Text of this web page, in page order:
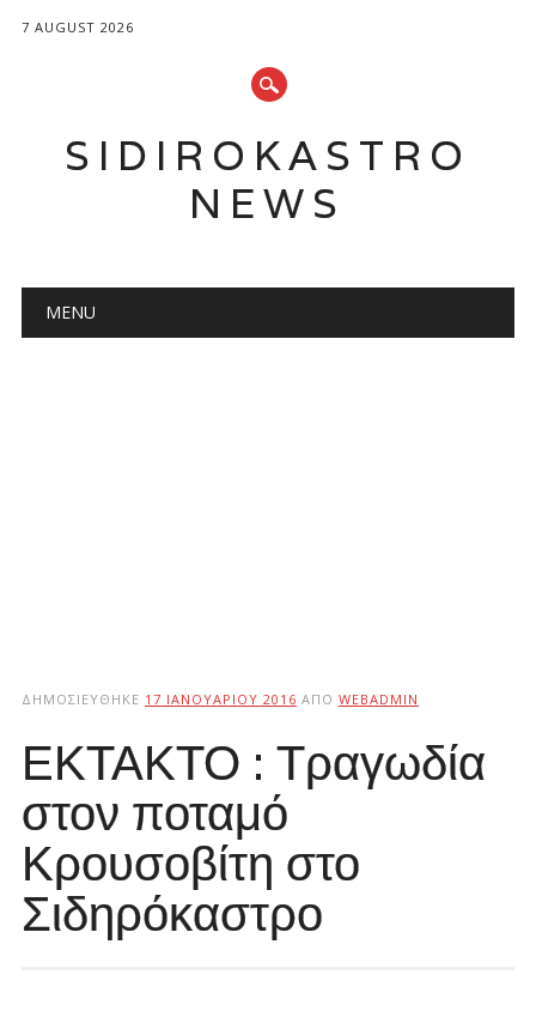
7 AUGUST 2026
SIDIROKASTRO
NEWS
Main menu
MENU
ΔΗΜΟΣΙΕΎΘΗΚΕ 17 ΙΑΝΟΥΑΡΊΟΥ 2016 ΑΠΌ WEBADMIN
ΕΚΤΑΚΤΟ : Τραγωδία
στον ποταμό
Κρουσοβίτη στο
Σιδηρόκαστρο